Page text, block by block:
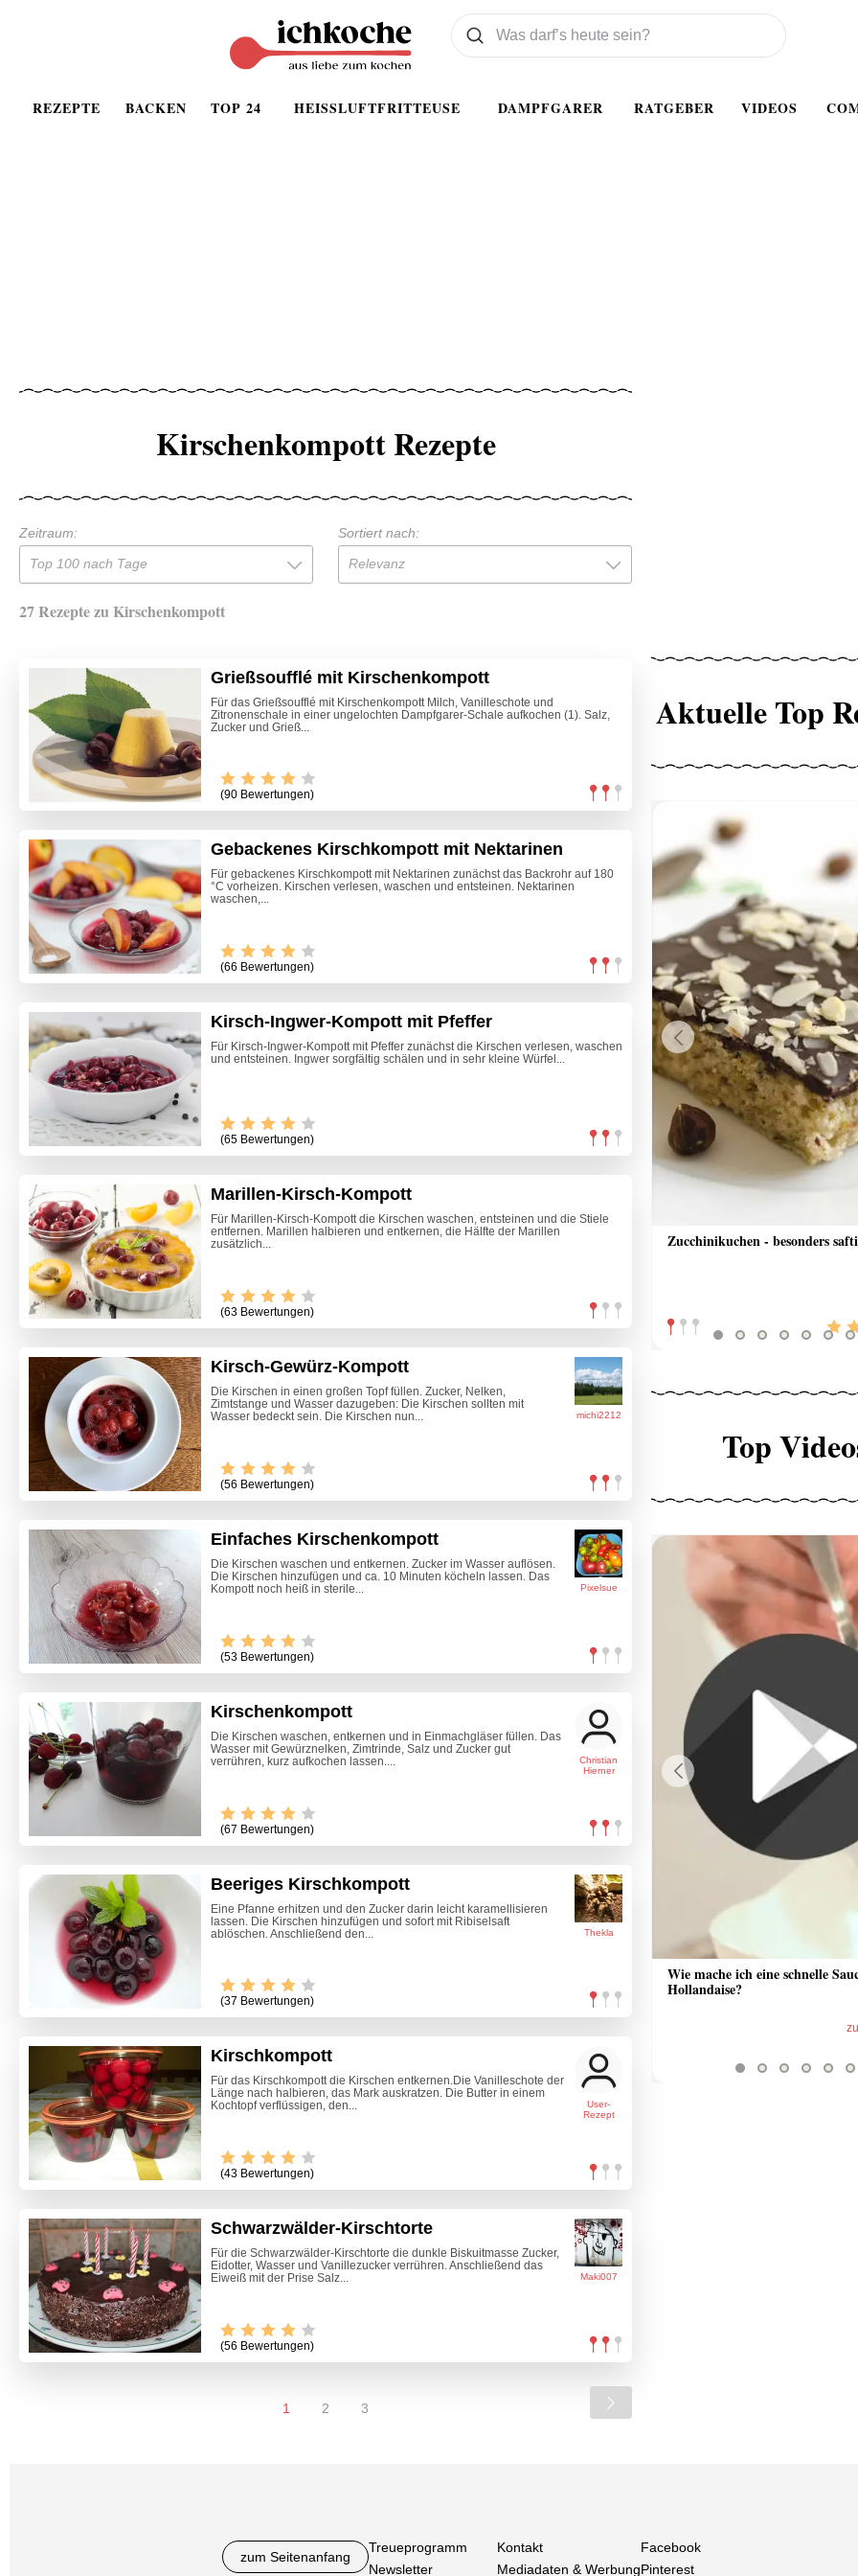
REZEPTE BACKEN TOP 24 HEISSLUFTFRITTEUSE DAMPFGARER RATGEBER VIDEOS
Was wollen Sie suchen
Suchen
Kirschenkompott Rezepte
Zeitraum:
Top 100 nach Tage
Sortiert nach:
Relevanz
27 Rezepte zu Kirschenkompott
Grießsoufflé mit Kirschenkompott
Für das Grießsoufflé mit Kirschenkompott Milch, Vanilleschote und
Zitronenschale in einer ungelochten Dampfgarer-Schale aufkochen (1). Salz,
Zucker und Grieß...
(90 Bewertungen)
Gebackenes Kirschkompott mit Nektarinen
Für gebackenes Kirschkompott mit Nektarinen zunächst das Backrohr auf 180
°C vorheizen. Kirschen verlesen, waschen und entsteinen. Nektarinen
waschen,...
(66 Bewertungen)
Kirsch-Ingwer-Kompott mit Pfeffer
Für Kirsch-Ingwer-Kompott mit Pfeffer zunächst die Kirschen verlesen, waschen
und entsteinen. Ingwer sorgfältig schälen und in sehr kleine Würfel...
(65 Bewertungen)
Marillen-Kirsch-Kompott
Für Marillen-Kirsch-Kompott die Kirschen waschen, entsteinen und die Stiele
entfernen. Marillen halbieren und entkernen, die Hälfte der Marillen
zusätzlich...
(63 Bewertungen)
michi2212
Kirsch-Gewürz-Kompott
Die Kirschen in einen großen Topf füllen. Zucker, Nelken,
Zimtstange und Wasser dazugeben: Die Kirschen sollten mit
Wasser bedeckt sein. Die Kirschen nun...
(56 Bewertungen)
Pixelsue
Einfaches Kirschenkompott
Die Kirschen waschen und entkernen. Zucker im Wasser auflösen.
Die Kirschen hinzufügen und ca. 10 Minuten köcheln lassen. Das
Kompott noch heiß in sterile...
(53 Bewertungen)
Christian
Hierner
Kirschenkompott
Die Kirschen waschen, entkernen und in Einmachgläser füllen. Das
Wasser mit Gewürznelken, Zimtrinde, Salz und Zucker gut
verrühren, kurz aufkochen lassen....
(67 Bewertungen)
Thekla
Beeriges Kirschkompott
Eine Pfanne erhitzen und den Zucker darin leicht karamellisieren
lassen. Die Kirschen hinzufügen und sofort mit Ribiselsaft
ablöschen. Anschließend den...
(37 Bewertungen)
User-
Rezept
Kirschkompott
Für das Kirschkompott die Kirschen entkernen.Die Vanilleschote der
Länge nach halbieren, das Mark auskratzen. Die Butter in einem
Kochtopf verflüssigen, den...
(43 Bewertungen)
Maki007
Schwarzwälder-Kirschtorte
Für die Schwarzwälder-Kirschtorte die dunkle Biskuitmasse Zucker,
Eidotter, Wasser und Vanillezucker verrühren. Anschließend das
Eiweiß mit der Prise Salz...
(56 Bewertungen)
1 2 3
Aktuelle Top
Zucchinikuchen - besonders
Marillenkuchen mit Streusel
Previous
Top
Wie mache ich eine schnelle
Hollandaise?
Previous
zum Seitenanfang
Treueprogramm
Newsletter
Kontakt
Mediadaten & Werbung
Facebook
Pinterest